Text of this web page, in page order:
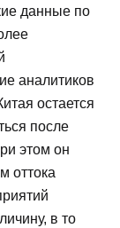
данные по
аналитиков
остается
после
этом он
оттока
в то